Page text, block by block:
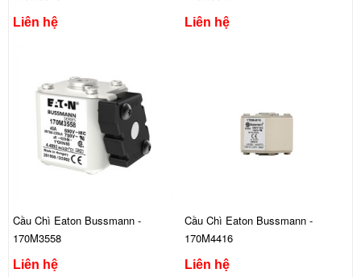
Liên hệ Liên hệ
Cầu Chì Eaton Bussmann -
170M3558
Liên hệ
Cầu Chì Eaton Bussmann -
170M4416
Liên hệ